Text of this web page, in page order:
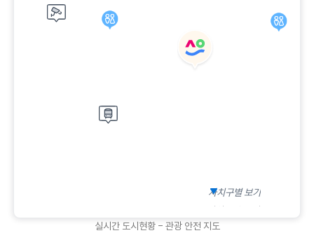
자치구별 보기
자치구별 보기
실시간 도시현황 - 관광 안전 지도